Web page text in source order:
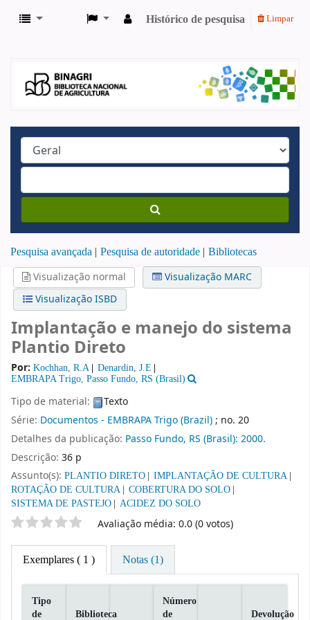
Histórico de pesquisa Limpar
Pesquisa avançada Pesquisa de autoridade Bibliotecas
Visualização normal
Visualização MARC
Visualização ISBD
Implantação e manejo do sistema
Plantio Direto
Por: Kochhan, R.A
Denardin, J.E
EMBRAPA Trigo, Passo Fundo, RS (Brasil)
Tipo de material:
Texto
Série: Documentos - EMBRAPA Trigo (Brazil); no. 20
Detalhes da publicação: Passo Fundo, RS (Brasil): 2000.
Descrição: 36 p
Assunto(s): PLANTIO DIRETO
IMPLANTAÇÃO DE CULTURA
ROTAÇÃO DE CULTURA
COBERTURA DO SOLO
SISTEMA DE PASTEJO
ACIDEZ DO SOLO
Classificação por estrelasAvaliação média: 0.0 (0 votos)
Exemplares ( 1 ) Notas (1)
Tipo
de
Biblioteca
Número
de
Devolução